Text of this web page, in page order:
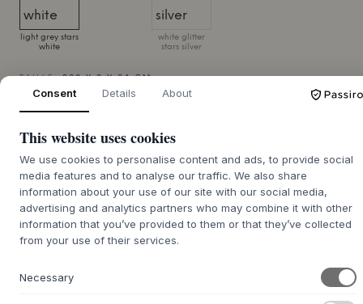
light grey stars
white
white glitter
stars silver
TAILLE:200 X 2 X 24 CM
7-14 jours de délai de
livraison
Nous nous chargeons de vous le procurer
Consent Details About
This website uses cookies
We use cookies to personalise content and ads, to provide social
media features and to analyse our traffic. We also share
information about your use of our site with our social media,
advertising and analytics partners who may combine it with other
information that you’ve provided to them or that they’ve collected
from your use of their services.
Necessary